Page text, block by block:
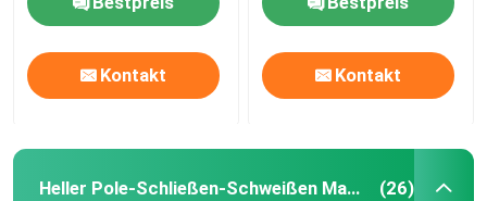
Kontakt
14m
Kontakt
Heller Pole-Schließen-Schweißen Maschine (26)